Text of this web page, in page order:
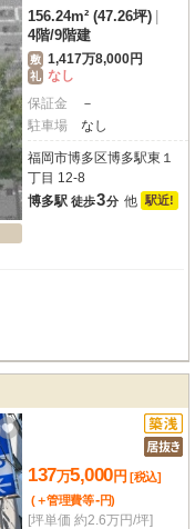
156.24m² (47.26坪)
4階/9階建
敷 1,417万8,000円
礼 なし
保証金
－
駐車場
なし
福岡市博多区博多駅東１
丁目 12-8
博多駅 徒歩3分 他 駅近!
137万5,000円 [税込]
(＋管理費等-円)
[坪単価 約2.6万円/坪]